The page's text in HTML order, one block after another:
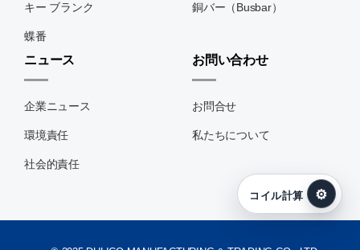
キー ブランク
蝶番
銅バー（Busbar）
ニュース
企業ニュース
環境責任
社会的責任
お問い合わせ
お問合せ
私たちについて
コイル計算 ⚙